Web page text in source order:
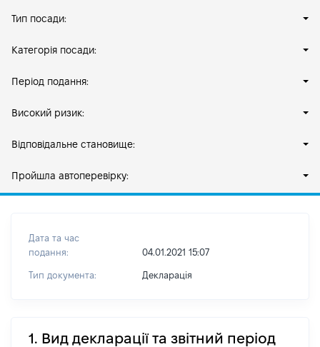
Тип посади:
Категорія посади:
Період подання:
Високий ризик:
Відповідальне становище:
Пройшла автоперевірку:
Дата та час
подання:
04.01.2021 15:07
Тип документа: Декларація
1. Вид декларації та звітний період